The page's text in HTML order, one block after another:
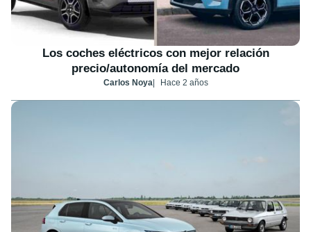
Los coches eléctricos con mejor relación
precio/autonomía del mercado
Carlos Noya Hace 2 años